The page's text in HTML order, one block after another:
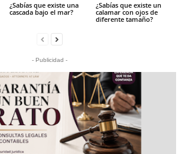
¿Sabías que existe una
cascada bajo el mar?
¿Sabías que existe un
calamar con ojos de
diferente tamaño?
- Publicidad -